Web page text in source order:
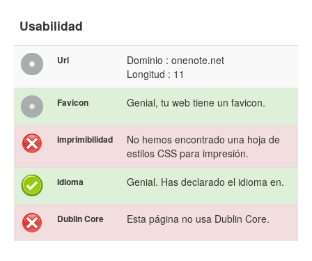
Usabilidad
Url
Dominio : onenote.net
Longitud : 11
Favicon Genial, tu web tiene un favicon.
Imprimibilidad
No hemos encontrado una hoja de
estilos CSS para impresión.
Idioma Genial. Has declarado el idioma en.
Dublin Core Esta página no usa Dublin Core.